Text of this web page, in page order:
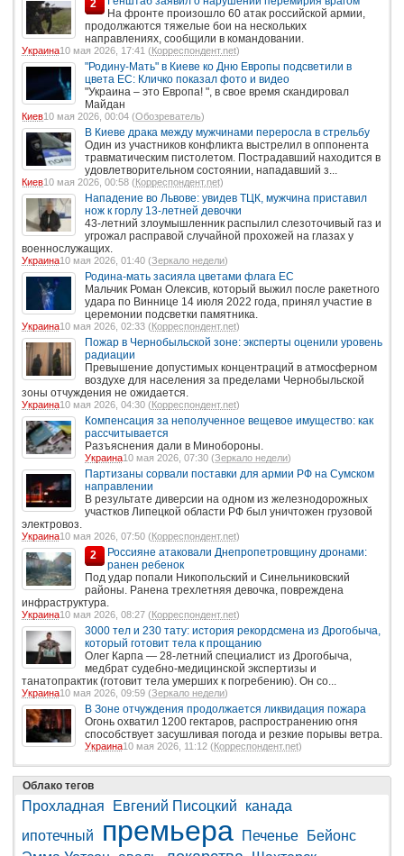
2
На фронте произошло 60 атак российской армии,
продолжаются тяжелые бои на нескольких
направлениях, сообщили в командовании.
Украина10 мая 2026, 17:41 (Корреспондент.net)
"Родину-Мать" в Киеве ко Дню Европы подсветили в
цвета ЕС: Кличко показал фото и видео
"Украина – это Европа! ", в свое время скандировал
Майдан
Киев10 мая 2026, 00:04 (Обозреватель)
В Киеве драка между мужчинами переросла в стрельбу
Один из участников конфликта выстрелил в оппонента
травматическим пистолетом. Пострадавший находится в
удовлетворительном состоянии, нападавший з...
Киев10 мая 2026, 00:58 (Корреспондент.net)
Нападение во Львове: увидев ТЦК, мужчина приставил
нож к горлу 13-летней девочки
43-летний злоумышленник распылил слезоточивый газ и
угрожал расправой случайной прохожей на глазах у
военнослужащих.
Украина10 мая 2026, 01:40 (Зеркало недели)
Родина-мать засияла цветами флага ЕС
Мальчик Роман Олексив, который выжил после ракетного
удара по Виннице 14 июля 2022 года, принял участие в
церемонии подсветки памятника.
Украина10 мая 2026, 02:33 (Корреспондент.net)
Пожар в Чернобыльской зоне: эксперты оценили уровень
радиации
Превышение допустимых концентраций в атмосферном
воздухе для населения за пределами Чернобыльской
зоны отчуждения не ожидается.
Украина10 мая 2026, 04:30 (Корреспондент.net)
Компенсация за неполученное вещевое имущество: как
рассчитывается
Разъяснения дали в Минобороны.
Украина10 мая 2026, 07:30 (Зеркало недели)
Партизаны сорвали поставки для армии РФ на Сумском
направлении
В результате диверсии на одном из железнодорожных
участков Липецкой области РФ был уничтожен грузовой
электровоз.
Украина10 мая 2026, 07:50 (Корреспондент.net)
2
Россияне атаковали Днепропетровщину дронами:
ранен ребенок
Под удар попали Никопольский и Синельниковский
районы. Ранена трехлетняя девочка, повреждена
инфраструктура.
Украина10 мая 2026, 08:27 (Корреспондент.net)
3000 тел и 230 тату: история рекордсмена из Дрогобыча,
который готовит тела к прощанию
Олег Карпа — 28-летний специалист из Дрогобыча,
медбрат судебно-медицинской экспертизы и
танатопрактик (готовит тела умерших к погребению). Он со...
Украина10 мая 2026, 09:59 (Зеркало недели)
В Зоне отчуждения продолжается ликвидация пожара
Огонь охватил 1200 гектаров, распространению огня
способствует засушливая погода и резкие порывы ветра.
Украина10 мая 2026, 11:12 (Корреспондент.net)
Облако тегов
Прохладная Евгений Писоцкий
канада
ипотечный
премьера Печенье
Бейонс